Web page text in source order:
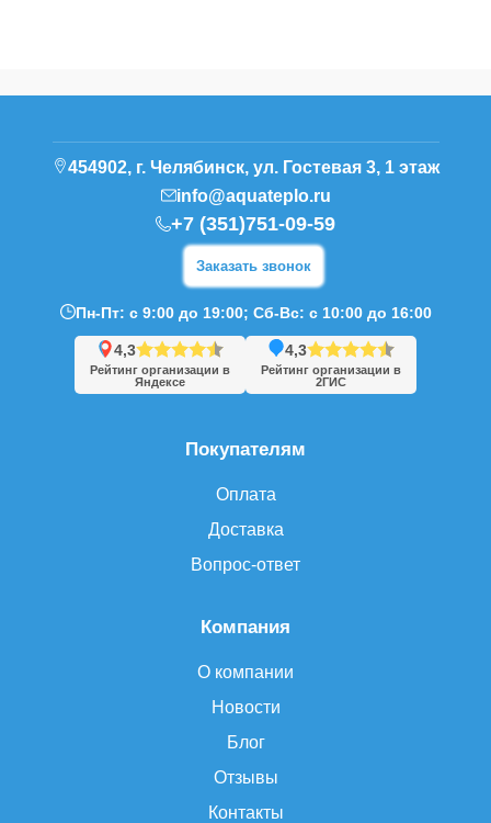
Компания
О компании
Новости
Блог
Отзывы
Контакты
Покупателям
Оплата
Доставка
Вопрос-ответ
454902, г. Челябинск, ул. Гостевая 3, 1 этаж
info@aquateplo.ru
+7 (351)751-09-59
Заказать звонок
Пн-Пт: с 9:00 до 19:00; Сб-Вс: с 10:00 до 16:00
4,3
Рейтинг организации в
Яндексе
4,3
Рейтинг организации в
2ГИС